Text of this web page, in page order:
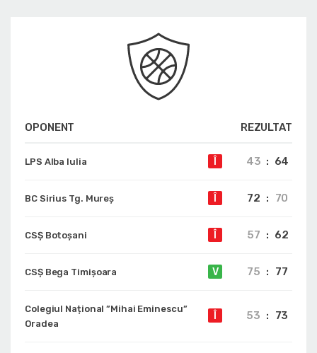
OPONENT REZULTAT
LPS Alba Iulia 43 : 64
BC Sirius Tg. Mureș 72 : 70
CSȘ Botoșani 57 : 62
CSȘ Bega Timișoara V 75 : 77
Colegiul Național ”Mihai Eminescu”
Oradea
53 : 73